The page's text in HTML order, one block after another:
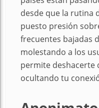
desde que la rutina
puesto presión
frecuentes bajadas
molestando a los
permite deshacerte
ocultando tu